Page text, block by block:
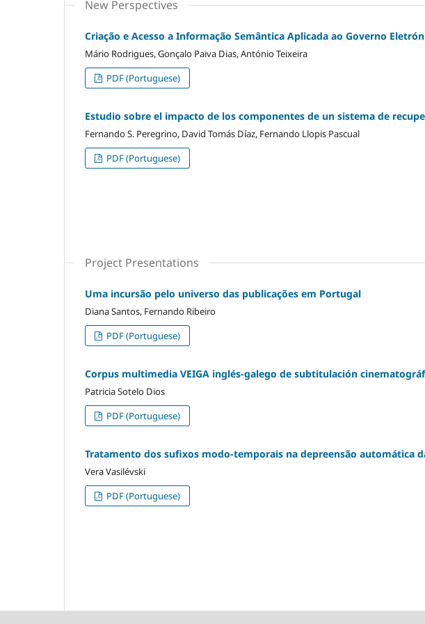
New Perspectives
Criação e Acesso a Informação Semântica Aplicada ao Governo
Mário Rodrigues, Gonçalo Paiva Dias, António Teixeira
PDF (Portuguese)
Estudio sobre el impacto de los componentes de un sistema de
Fernando S. Peregrino, David Tomás Díaz, Fernando Llopis Pascual
PDF (Portuguese)
Project Presentations
Uma incursão pelo universo das publicações em Portugal
Diana Santos, Fernando Ribeiro
PDF (Portuguese)
Corpus multimedia VEIGA inglés-galego de subtitulación
Patricia Sotelo Dios
PDF (Portuguese)
Tratamento dos sufixos modo-temporais na depreensão automática
Vera Vasilévski
PDF (Portuguese)